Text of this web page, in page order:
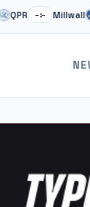
–:– Millwall NS